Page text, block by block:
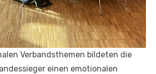
Verbandsthemen bildeten die
einen emotionalen